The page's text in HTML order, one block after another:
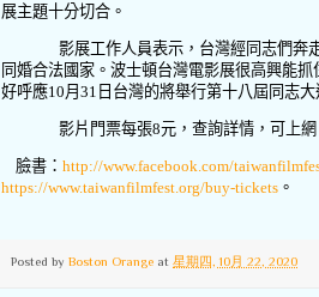
展主題十分切合。
影展工作人員表示，台灣經同志們奔
同婚合法國家。波士頓台灣電影展很高興能
好呼應10 月 31 日台灣的將舉行第十八屆同志
影片門票每張8元，查詢詳情，可上網
臉書： http://www.facebook.com/
https://www.taiwanfilmfest.org/buy-tickets 。
Posted by Boston Orange at 星期四, 10月 22, 2020